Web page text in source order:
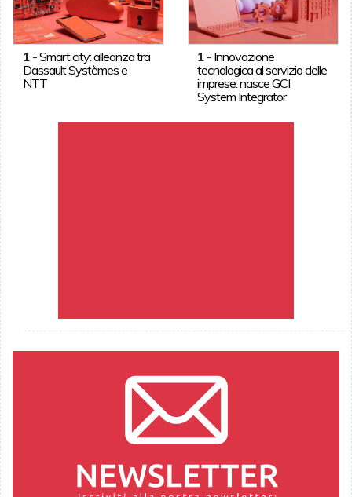
1-Smart city: alleanza tra
Dassault Systèmes e
NTT
1 - Innovazione
tecnologica al servizio delle
imprese: nasce GCI
System Integrator